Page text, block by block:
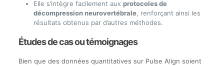
Elle s’intègre facilement aux protocoles de
décompression neurovertébrale, renforçant ainsi les
résultats obtenus par d’autres méthodes.
Études de cas ou témoignages
Bien que des données quantitatives sur Pulse Align soient